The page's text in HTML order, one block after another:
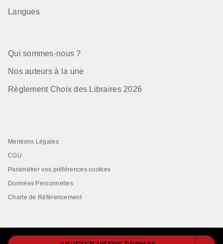
Langues
Qui sommes-nous ?
Nos auteurs à la une
Règlement Choix des Libraires 2026
Mentions Légales
CGU
Paramétrer vos préférences cookies
Données Personnelles
Charte de Référencement